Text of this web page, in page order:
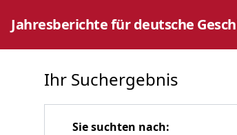
Jahresberichte für deutsche
Ihr Suchergebnis
Sie suchten nach: